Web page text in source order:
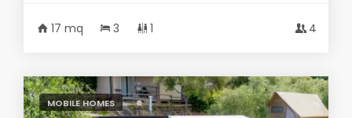
17 mq 3 1 4
MOBILE HOMES